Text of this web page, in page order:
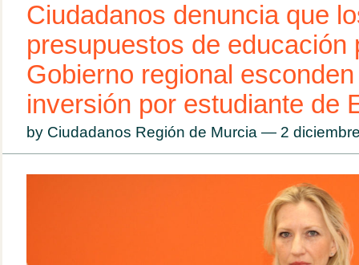
Ciudadanos denuncia que
presupuestos de educación
Gobierno regional
inversión por estudiante de
by Ciudadanos Región de Murcia — 2